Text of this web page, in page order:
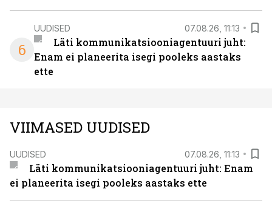
6
UUDISED 07.08.26, 11:13
Läti kommunikatsiooniagentuuri juht:
Enam ei planeerita isegi pooleks aastaks
ette
VIIMASED UUDISED
UUDISED 07.08.26, 11:13
Läti kommunikatsiooniagentuuri juht: Enam
ei planeerita isegi pooleks aastaks ette